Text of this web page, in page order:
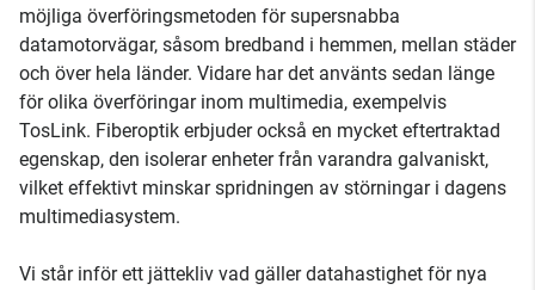
möjliga överföringsmetoden för supersnabba
datamotorvägar, såsom bredband i hemmen, mellan städer
och över hela länder. Vidare har det använts sedan länge
för olika överföringar inom multimedia, exempelvis
TosLink. Fiberoptik erbjuder också en mycket eftertraktad
egenskap, den isolerar enheter från varandra galvaniskt,
vilket effektivt minskar spridningen av störningar i dagens
multimediasystem.
Vi står inför ett jättekliv vad gäller datahastighet för nya